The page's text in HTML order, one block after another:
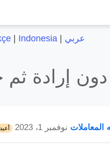
عربي |
| Indonesia
دون إرادة
المعاملات نوفمبر 1، 2023